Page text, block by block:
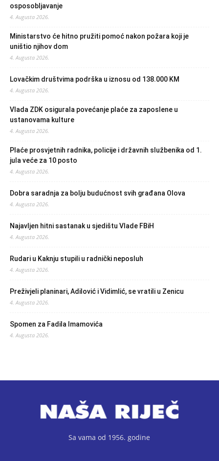
osposobljavanje
4. Augusta 2026.
Ministarstvo će hitno pružiti pomoć nakon požara koji je
uništio njihov dom
4. Augusta 2026.
Lovačkim društvima podrška u iznosu od 138.000 KM
4. Augusta 2026.
Vlada ZDK osigurala povećanje plaće za zaposlene u
ustanovama kulture
4. Augusta 2026.
Plaće prosvjetnih radnika, policije i državnih službenika od 1.
jula veće za 10 posto
4. Augusta 2026.
Dobra saradnja za bolju budućnost svih građana Olova
4. Augusta 2026.
Najavljen hitni sastanak u sjedištu Vlade FBiH
4. Augusta 2026.
Rudari u Kaknju stupili u radnički neposluh
4. Augusta 2026.
Preživjeli planinari, Adilović i Vidimlić, se vratili u Zenicu
4. Augusta 2026.
Spomen za Fadila Imamovića
4. Augusta 2026.
Sa vama od 1956. godine